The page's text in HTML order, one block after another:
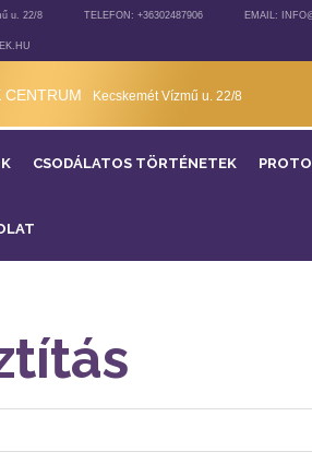
u. 22/8 TELEFON: +36302487906 EMAIL:
CENTRUM Kecskemét Vízmű u. 22/8
CSODÁLATOS TÖRTÉNETEK